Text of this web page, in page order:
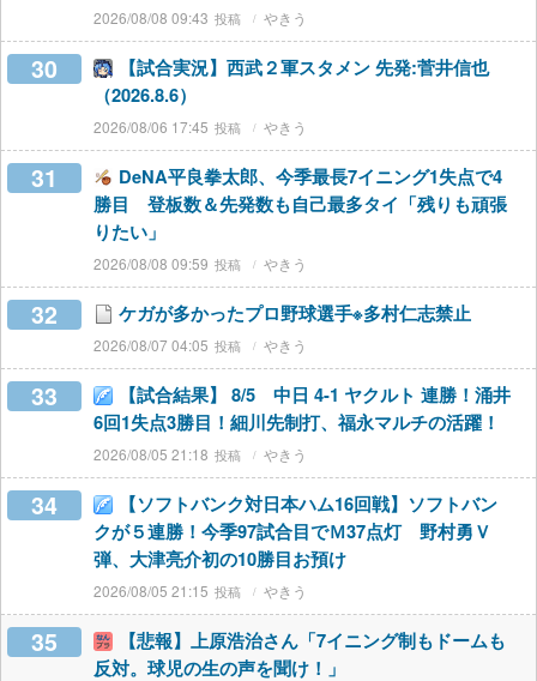
2026/08/08 09:43 やきう
30
【試合実況】西武２軍スタメン 先発:菅井信也
（2026.8.6）
2026/08/06 17:45 やきう
31
DeNA平良拳太郎、今季最長7イニング1失点で4
勝目 登板数＆先発数も自己最多タイ「残りも頑張
りたい」
2026/08/08 09:59 やきう
32 ケガが多かったプロ野球選手※多村仁志禁止
2026/08/07 04:05 やきう
33
【試合結果】 8/5 中日 4-1 ヤクルト 連勝！涌井
6回1失点3勝目！細川先制打、福永マルチの活躍！
2026/08/05 21:18 やきう
34
【ソフトバンク対日本ハム16回戦】ソフトバン
クが５連勝！今季97試合目でＭ37点灯 野村勇Ｖ
弾、大津亮介初の10勝目お預け
2026/08/05 21:15 やきう
35
【悲報】上原浩治さん「7イニング制もドームも
反対。球児の生の声を聞け！」